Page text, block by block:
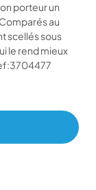
porteur un
au
scellés sous
le rend mieux